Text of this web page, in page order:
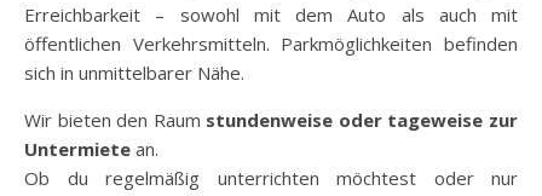
Erreichbarkeit – sowohl mit dem Auto als auch mit
öffentlichen Verkehrsmitteln. Parkmöglichkeiten befinden
sich in unmittelbarer Nähe.
Wir bieten den Raum stundenweise oder tageweise zur
Untermiete an.
Ob du regelmäßig unterrichten möchtest oder nur